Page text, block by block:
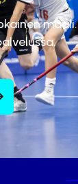
maali.